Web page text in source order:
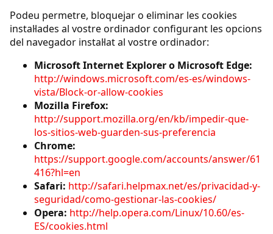
Podeu permetre, bloquejar o eliminar les cookies
instal·lades al vostre ordinador configurant les opcions
del navegador instal·lat al vostre ordinador:
Microsoft Internet Explorer o Microsoft Edge:
http://windows.microsoft.com/es-es/windows-
vista/Block-or-allow-cookies
Mozilla Firefox:
http://support.mozilla.org/en/kb/impedir-que-
los-sitios-web-guarden-sus-preferencia
Chrome:
https://support.google.com/accounts/answer/61
416?hl=en
Safari: http://safari.helpmax.net/es/privacidad-y-
seguridad/como-gestionar-las-cookies/
Opera: http://help.opera.com/Linux/10.60/es-
ES/cookies.html